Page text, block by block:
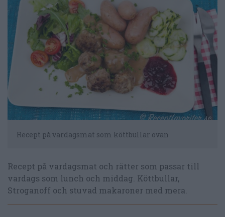
Recept på vardagsmat som köttbullar ovan
Recept på vardagsmat och rätter som passar till
vardags som lunch och middag. Köttbullar,
Stroganoff och stuvad makaroner med mera.